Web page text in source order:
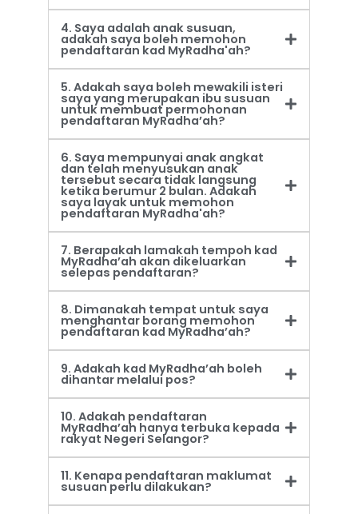
4. Saya adalah anak susuan,
adakah saya boleh memohon
pendaftaran kad MyRadha'ah?
5. Adakah saya boleh mewakili isteri
saya yang merupakan ibu susuan
untuk membuat permohonan
pendaftaran MyRadha’ah?
6. Saya mempunyai anak angkat
dan telah menyusukan anak
tersebut secara tidak langsung
ketika berumur 2 bulan. Adakah
saya layak untuk memohon
pendaftaran MyRadha'ah?
7. Berapakah lamakah tempoh kad
MyRadha’ah akan dikeluarkan
selepas pendaftaran?
8. Dimanakah tempat untuk saya
menghantar borang memohon
pendaftaran kad MyRadha’ah?
9. Adakah kad MyRadha’ah boleh
dihantar melalui pos?
10. Adakah pendaftaran
MyRadha’ah hanya terbuka kepada
rakyat Negeri Selangor?
11. Kenapa pendaftaran maklumat
susuan perlu dilakukan?